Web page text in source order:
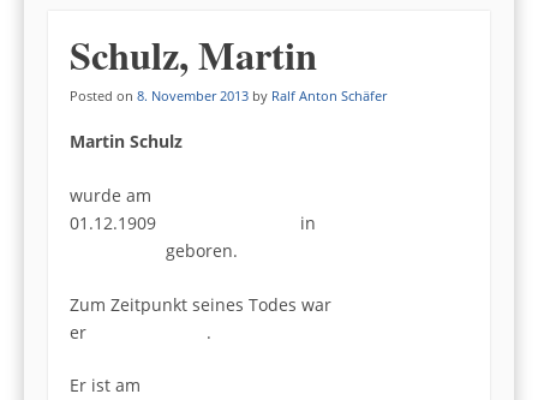
Schulz, Martin
Posted on 8. November 2013 by Ralf Anton Schäfer
Martin Schulz
wurde am
01.12.1909 in
geboren.
Zum Zeitpunkt seines Todes war
er .
Er ist am